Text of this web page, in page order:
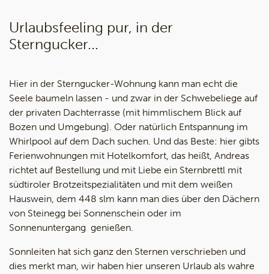
Urlaubsfeeling pur, in der
Sterngucker...
Hier in der Sterngucker-Wohnung kann man echt die
Seele baumeln lassen - und zwar in der Schwebeliege auf
der privaten Dachterrasse (mit himmlischem Blick auf
Bozen und Umgebung). Oder natürlich Entspannung im
Whirlpool auf dem Dach suchen. Und das Beste: hier gibts
Ferienwohnungen mit Hotelkomfort, das heißt, Andreas
richtet auf Bestellung und mit Liebe ein Sternbrettl mit
südtiroler Brotzeitspezialitäten und mit dem weißen
Hauswein, dem 448 slm kann man dies über den Dächern
von Steinegg bei Sonnenschein oder im
Sonnenuntergang genießen.
Sonnleiten hat sich ganz den Sternen verschrieben und
dies merkt man, wir haben hier unseren Urlaub als wahre